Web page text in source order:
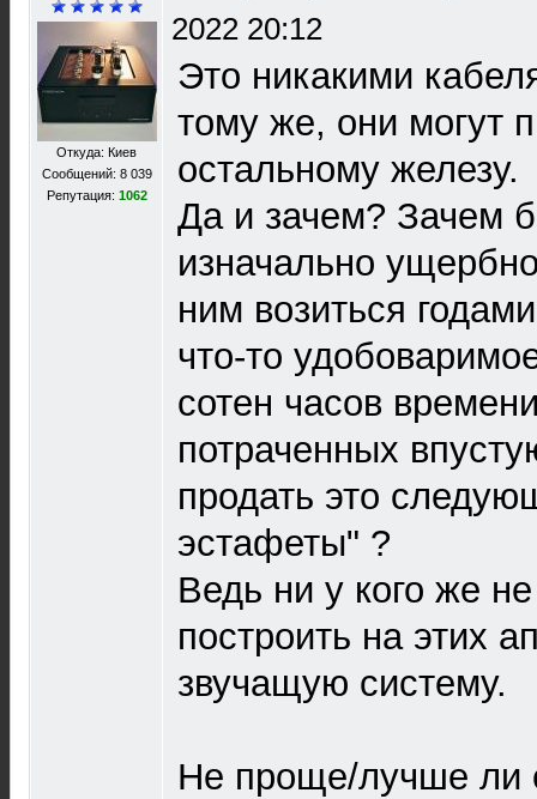
Откуда: Киев
Сообщений: 8 039
Репутация: 1062
2022 20:12
Это никакими
тому же, они могут
остальному железу.
Да и зачем? Зачем
изначально
ним возиться
что-то
сотен часов
потраченных
продать это
эстафеты" ?
Ведь ни у кого же
построить на этих
звучащую систему.
Не проще/лучше ли